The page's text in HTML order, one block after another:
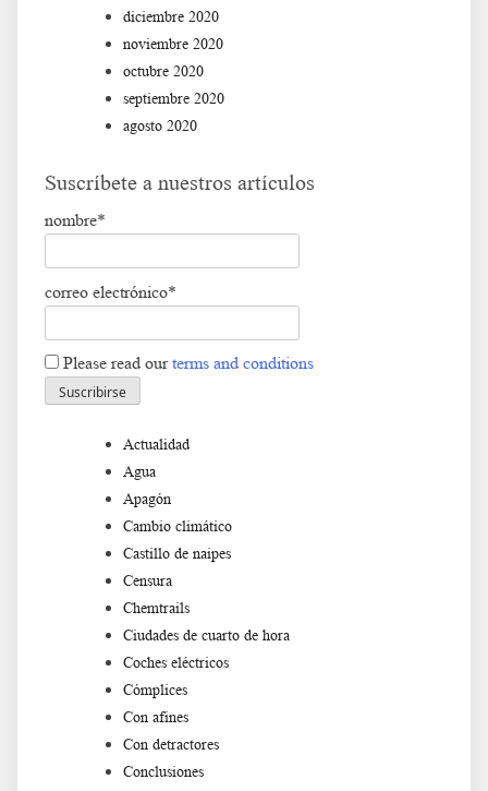
diciembre 2020
noviembre 2020
octubre 2020
septiembre 2020
agosto 2020
Suscríbete a nuestros artículos
nombre*
correo electrónico*
Please read ourterms and conditions
Actualidad
Agua
Apagón
Cambio climático
Castillo de naipes
Censura
Chemtrails
Ciudades de cuarto de hora
Coches eléctricos
Cómplices
Con afines
Con detractores
Conclusiones